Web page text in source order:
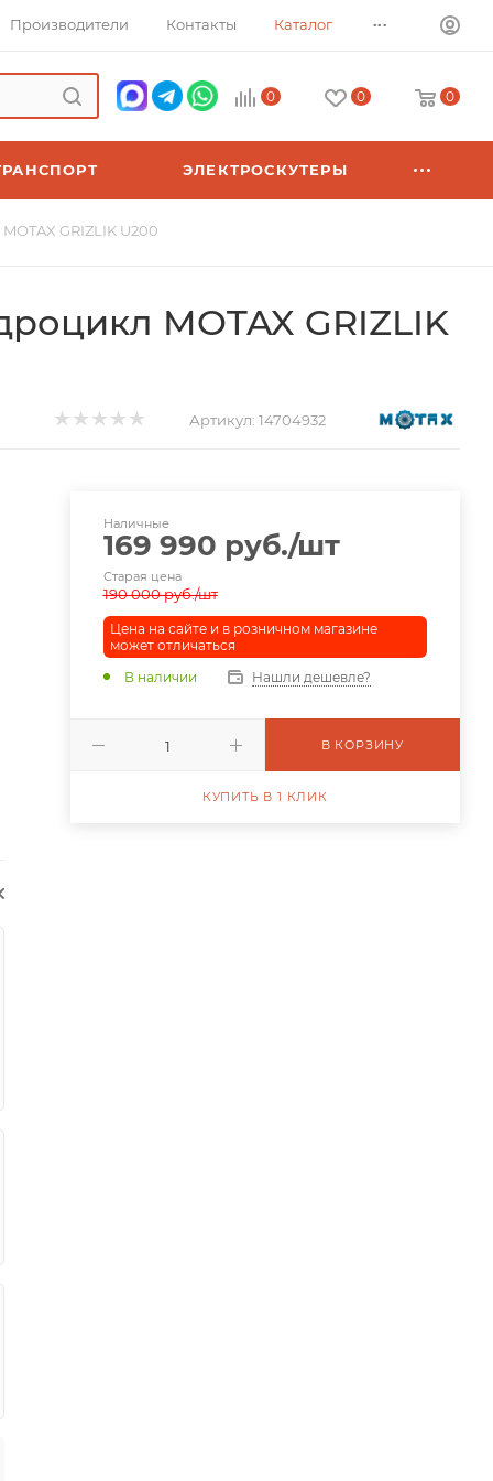
Производители Контакты Каталог ...
0 0 0
ЭЛЕКТРОСКУТЕРЫ
GRIZLIK U200
MOTAX GRIZLIK
Артикул: 14704932
Наличные
169 990 руб./шт
Старая цена
190 000руб./шт
Цена на сайте и в розничном магазине
может отличаться
В наличии
Нашли дешевле?
В КОРЗИНУ
КУПИТЬ В 1 КЛИК